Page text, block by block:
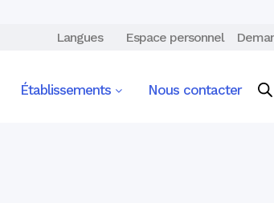
Langues Espace personnel
Établissements Nous contacter